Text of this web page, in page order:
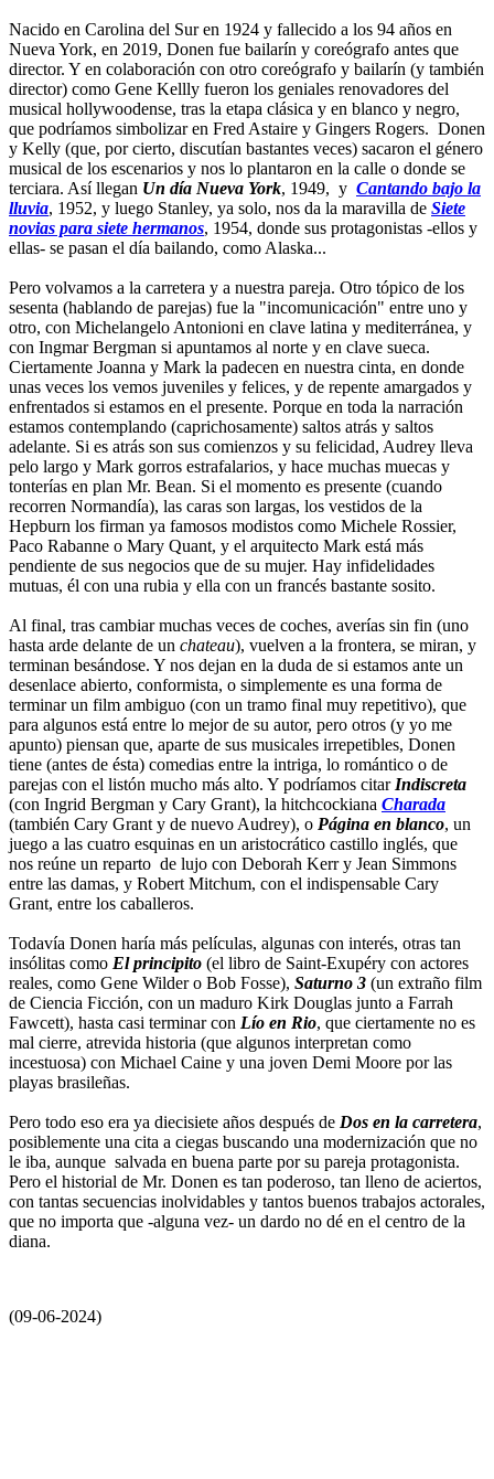
Nacido en Carolina del Sur en 1924 y fallecido a los 94 años en
Nueva York, en 2019, Donen fue bailarín y coreógrafo antes que
director. Y en colaboración con otro coreógrafo y bailarín (y también
director) como Gene Kellly fueron los geniales renovadores del
musical hollywoodense, tras la etapa clásica y en blanco y negro,
que podríamos simbolizar en Fred Astaire y Gingers Rogers. Donen
y Kelly (que, por cierto, discutían bastantes veces) sacaron el género
musical de los escenarios y nos lo plantaron en la calle o donde se
terciara. Así llegan Un día Nueva York, 1949, y Cantando bajo la
lluvia, 1952, y luego Stanley, ya solo, nos da la maravilla de Siete
novias para siete hermanos, 1954, donde sus protagonistas -ellos y
ellas- se pasan el día bailando, como Alaska...
Pero volvamos a la carretera y a nuestra pareja. Otro tópico de los
sesenta (hablando de parejas) fue la "incomunicación" entre uno y
otro, con Michelangelo Antonioni en clave latina y mediterránea, y
con Ingmar Bergman si apuntamos al norte y en clave sueca.
Ciertamente Joanna y Mark la padecen en nuestra cinta, en donde
unas veces los vemos juveniles y felices, y de repente amargados y
enfrentados si estamos en el presente. Porque en toda la narración
estamos contemplando (caprichosamente) saltos atrás y saltos
adelante. Si es atrás son sus comienzos y su felicidad, Audrey lleva
pelo largo y Mark gorros estrafalarios, y hace muchas muecas y
tonterías en plan Mr. Bean. Si el momento es presente (cuando
recorren Normandía), las caras son largas, los vestidos de la
Hepburn los firman ya famosos modistos como Michele Rossier,
Paco Rabanne o Mary Quant, y el arquitecto Mark está más
pendiente de sus negocios que de su mujer. Hay infidelidades
mutuas, él con una rubia y ella con un francés bastante sosito.
Al final, tras cambiar muchas veces de coches, averías sin fin (uno
hasta arde delante de un chateau), vuelven a la frontera, se miran, y
terminan besándose. Y nos dejan en la duda de si estamos ante un
desenlace abierto, conformista, o simplemente es una forma de
terminar un film ambiguo (con un tramo final muy repetitivo), que
para algunos está entre lo mejor de su autor, pero otros (y yo me
apunto) piensan que, aparte de sus musicales irrepetibles, Donen
tiene (antes de ésta) comedias entre la intriga, lo romántico o de
parejas con el listón mucho más alto. Y podríamos citar Indiscreta
(con Ingrid Bergman y Cary Grant), la hitchcockiana Charada
(también Cary Grant y de nuevo Audrey), o Página en blanco, un
juego a las cuatro esquinas en un aristocrático castillo inglés, que
nos reúne un reparto de lujo con Deborah Kerr y Jean Simmons
entre las damas, y Robert Mitchum, con el indispensable Cary
Grant, entre los caballeros.
Todavía Donen haría más películas, algunas con interés, otras tan
insólitas como El principito (el libro de Saint-Exupéry con actores
reales, como Gene Wilder o Bob Fosse), Saturno 3 (un extraño film
de Ciencia Ficción, con un maduro Kirk Douglas junto a Farrah
Fawcett), hasta casi terminar con Lío en Rio, que ciertamente no es
mal cierre, atrevida historia (que algunos interpretan como
incestuosa) con Michael Caine y una joven Demi Moore por las
playas brasileñas.
Pero todo eso era ya diecisiete años después de Dos en la carretera,
posiblemente una cita a ciegas buscando una modernización que no
le iba, aunque salvada en buena parte por su pareja protagonista.
Pero el historial de Mr. Donen es tan poderoso, tan lleno de aciertos,
con tantas secuencias inolvidables y tantos buenos trabajos actorales,
que no importa que -alguna vez- un dardo no dé en el centro de la
diana.
(09-06-2024)